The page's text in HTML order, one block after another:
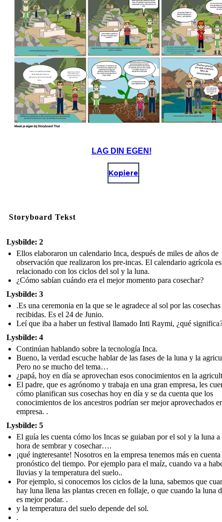
LAG DIN EGEN!
Kopiere
Storyboard Tekst
Lysbilde: 2
Ellos elaboraron un calendario Inca, después de miles de años de
observación que realizaron los pre-incas. El calendario agrícola
relacionado con los ciclos del sol y la luna.
¿Cómo sabían cuándo era el mejor momento para cosechar?
Lysbilde: 3
.Es una ceremonia en la que se le agradece al sol por las cosechas
recibidas. Es el 24 de Junio.
Leí que iba a haber un festival llamado Inti Raymi, ¿qué
Lysbilde: 4
Continúan hablando sobre la tecnología Inca.
Bueno, la verdad escuche hablar de las fases de la luna y la
Pero no se mucho del tema…
¿papá, hoy en día se aprovechan esos conocimientos en la
El padre, que es agrónomo y trabaja en una gran empresa, les
cómo planifican sus cosechas hoy en día y se da cuenta que los
conocimientos de los ancestros podrían ser mejor aprovechados
empresa. .
Lysbilde: 5
El guía les cuenta cómo los Incas se guiaban por el sol y la luna a
hora de sembrar y cosechar….
¡qué ingteresante! Nosotros en la empresa tenemos más en
pronóstico del tiempo. Por ejemplo para el maíz, cuando va a
lluvias y la temperatura del suelo..
Por ejemplo, si conocemos los ciclos de la luna, sabemos que
hay luna llena las plantas crecen en follaje, o que cuando la luna
es mejor podar. .
y la temperatura del suelo depende del sol.
.